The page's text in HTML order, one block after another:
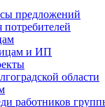
предложений
и ИП
области
работников